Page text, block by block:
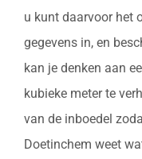
u kunt daarvoor het
gegevens in, en
kan je denken aan
kubieke meter te
van de inboedel
Doetinchem weet